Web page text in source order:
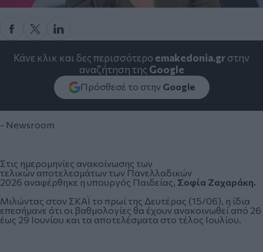
Κάνε κλικ και δες περισσότερο emakedonia.grστην
αναζήτηση της Google
Πρόσθεσέ το στην Google
- Newsroom
Στις ημερομηνίες ανακοίνωσης των
τελικών αποτελεσμάτων των Πανελλαδικών
2026 αναφέρθηκε η υπουργός Παιδείας, Σοφία Ζαχαράκη.
Μιλώντας στον ΣΚΑΪ το πρωί της Δευτέρας (15/06), η ίδια
επεσήμανε ότι οι βαθμολογίες θα έχουν ανακοινωθεί από 26
έως 29 Ιουνίου και τα αποτελέσματα στο τέλος Ιουλίου.